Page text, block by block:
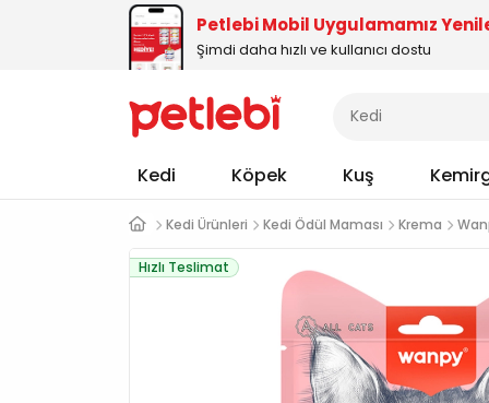
Petlebi Mobil Uygulamamız
Şimdi daha hızlı ve kullanıcı dostu
Kedi Köpek Kuş
Kedi Ürünleri Kedi Ödül Maması Krema
Hızlı Teslimat